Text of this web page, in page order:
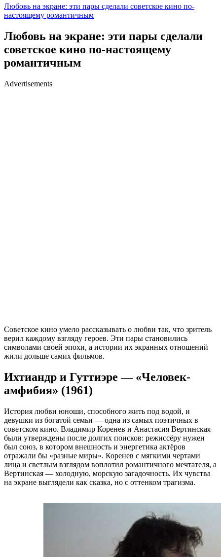
Любовь на экране: эти пары сделали советское кино по-
настоящему романтичным
Любовь на экране: эти пары сделали
советское кино по-настоящему
романтичным
Advertisements
Советское кино умело рассказывать о любви так, что зритель
верил каждому взгляду героев. Эти пары становились
символами своей эпохи, а истории их экранных отношений
жили дольше самих фильмов.
Ихтиандр и Гуттиэре — «Человек-
амфибия» (1961)
История любви юноши, способного жить под водой, и
девушки из богатой семьи — одна из самых поэтичных в
советском кино. Владимир Коренев и Анастасия Вертинская
были утверждены после долгих поисков: режиссёру нужен
был союз, в котором внешность и энергетика актёров
отражали бы «разные миры». Коренев с мягкими чертами
лица и светлым взглядом воплотил романтичного мечтателя, а
Вертинская — холодную, морскую загадочность. Их чувства
на экране выглядели как сказка, но с оттенком трагизма.